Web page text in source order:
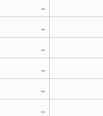
..
..
..
..
..
..